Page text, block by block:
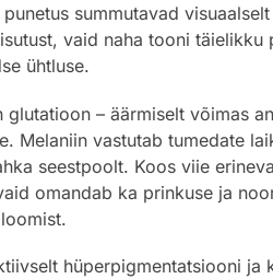
summutavad
vaid naha tooni
ühtluse.
glutatioon – äärmiselt võimas
Melaniin vastutab tumedate
seestpoolt. Koos viie
omandab ka prinkuse ja
hüperpigmentatsiooni ja